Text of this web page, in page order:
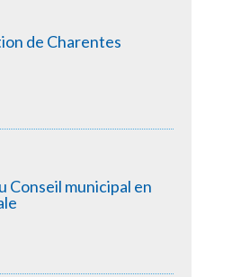
de Charentes
Conseil municipal en